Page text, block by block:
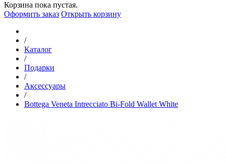
Корзина пока пустая.
Оформить заказ Открыть корзину
/
Каталог
/
Подарки
/
Аксессуары
/
Bottega Veneta Intrecciato Bi-Fold Wallet White